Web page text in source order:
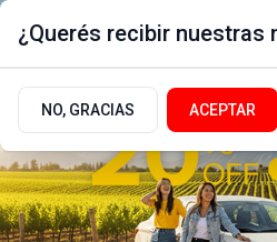
¿Querés recibir nuestras
NO, GRACIAS ACEPTAR